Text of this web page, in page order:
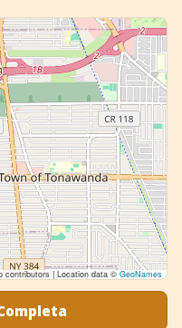
contributors | Location data ©GeoNames